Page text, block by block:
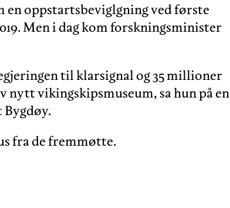
en oppstartsbeviglgning ved første
Men i dag kom forskningsminister
til klarsignal og 35 millioner
nytt vikingskipsmuseum, sa hun på en
Bygdøy.
fra de fremmøtte.